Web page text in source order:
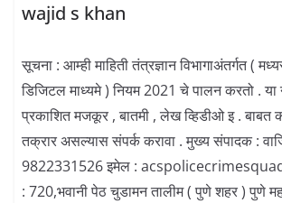
wajid s khan
सूचना : आम्ही माहिती तंत्रज्ञान विभागाअंतर्गत (
डिजिटल माध्यमे ) नियम 2021 चे पालन करतो . या
प्रकाशित मजकूर , बातमी , लेख व्हिडीओ इ . बाबत
तक्रार असल्यास संपर्क करावा . मुख्य संपादक :
9822331526 इमेल :
: 720,भवानी पेठ चुडामन तालीम ( पुणे शहर ) पुणे